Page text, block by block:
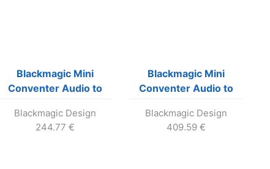
Blackmagic Mini
Conventer Audio to
Blackmagic Design
244.77 €
Blackmagic Mini
Conventer Audio to
Blackmagic Design
409.59 €